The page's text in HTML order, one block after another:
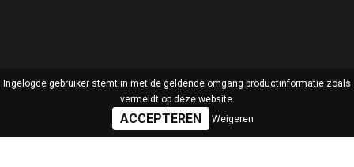
Ingelogde gebruiker stemt in met de geldende omgang productinformatie zoals
vermeldt op deze website
Weigeren